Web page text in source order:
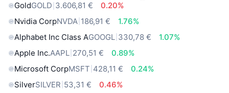
GoldGOLD 3.606,81 €
0.20%
Nvidia CorpNVDA 186,91 €
1.76%
Alphabet Inc Class AGOOGL 330,78 €
1.07%
Apple Inc.AAPL 270,51 €
0.89%
Microsoft CorpMSFT 428,11 €
0.24%
SilverSILVER 53,31 €
0.46%